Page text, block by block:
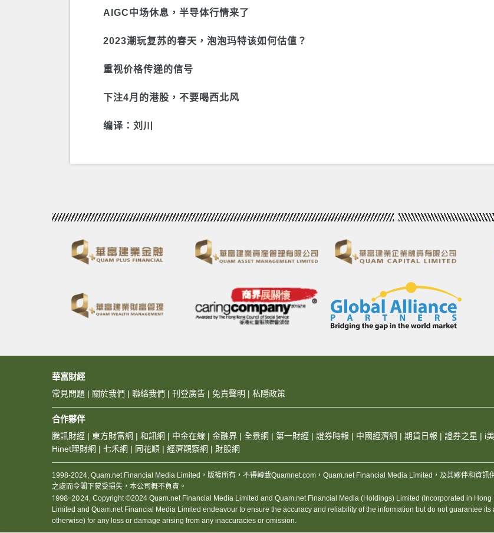
AIGC中场休息，半导体行情来了
2023潮玩复苏的春天，泡泡玛特该如何估值？
重视价格传递的信号
下注4月的港股，不要喝西北风
编译：刘川
華富財經
常見問題 | 關於我們 | 聯絡我們 | 刊登廣告 | 免責聲明 | 私隱政策
合作夥伴
騰訊財經 | 東方財富網 | 和訊網 | 中金在線 | 金融界 | 全景網 | 第一財經 | 證券時報 | 中國經濟網 | 期貨日報 | 證券之星 | i
Hinet理財網 | 七禾網 | 同花順 | 經濟觀察網 | 財股網
1998-2024, Quam.net Financial Media Limited，版權所有，不得轉載Quamnet.com，Quam.net Financial Media Limited，及其夥伴和資
之處而令閣下蒙受損失，本公司概不負責。
1998-2024, Copyright ©2024 Quam.net Financial Media Limited and Quam.net Financial Media (Holdings) Limited (Incorporated in
Limited and Quam.net Financial Media Limited endeavour to ensure the accuracy and reliability of the information but do not guarantee
otherwise) for any loss or damage arising from any inaccuracies or omission.